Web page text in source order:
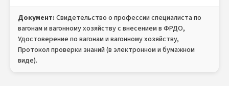
Документ: Свидетельство о профессии специалиста по
вагонам и вагонному хозяйству с внесением в ФРДО,
Удостоверение по вагонам и вагонному хозяйству,
Протокол проверки знаний (в электронном и бумажном
виде).